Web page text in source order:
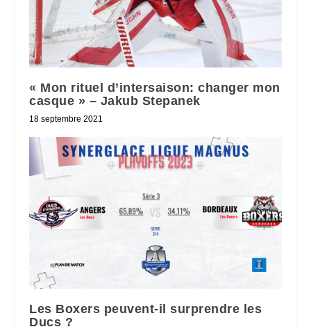
« Mon rituel d’intersaison: changer mon
casque » – Jakub Stepanek
18 septembre 2021
Les Boxers peuvent-il surprendre les
Ducs ?